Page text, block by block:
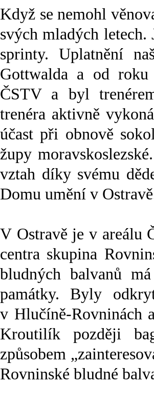
Když se nemohl
svých mladých letech.
sprinty. Uplatnění
Gottwalda a od roku
ČSTV a byl
trenéra aktivně
účast při obnově
župy
vztah díky svému
Domu umění v
V Ostravě je v areálu
centra skupina
bludných balvanů
památky. Byly
v Hlučíně-Rovninách
Kroutilík později
způsobem
Rovninské bludné